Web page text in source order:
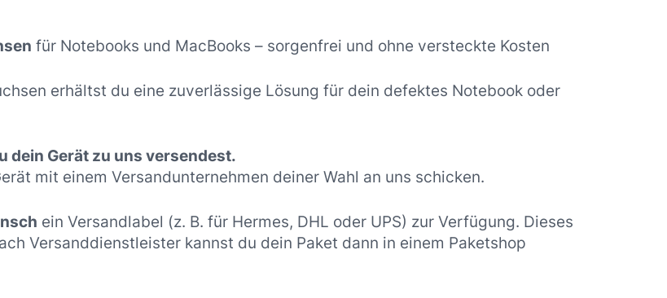
für Notebooks und MacBooks – sorgenfrei und ohne versteckte Kosten
erhältst du eine zuverlässige Lösung für dein defektes Notebook oder
dein Gerät zu uns versendest.
mit einem Versandunternehmen deiner Wahl an uns schicken.
ein Versandlabel (z. B. für Hermes, DHL oder UPS) zur Verfügung. Dieses
Versanddienstleister kannst du dein Paket dann in einem Paketshop